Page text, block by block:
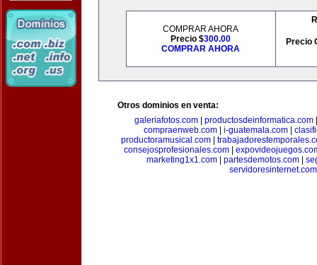
COMPRAR AHORA
Precio $300.00
COMPRAR AHORA
Precio
Otros dominios en venta:
galeriafotos.com
productosdeinformatica.com
compraenweb.com| i-guatemala.com|
productoramusical.com
consejosprofesionales.com|
marketing1x1.com| partesdemotos.com|
servidoresinternet.com